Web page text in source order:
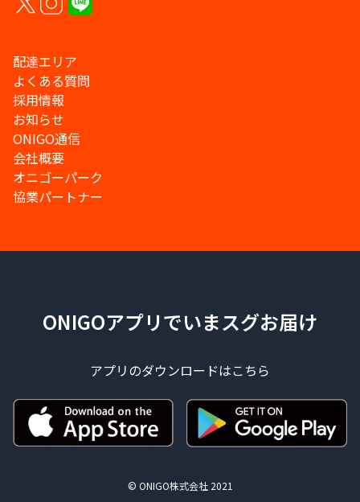
配達エリア
よくある質問
採用情報
お知らせ
ONIGO通信
会社概要
オニゴーパーク
協業パートナー
ONIGOアプリでいまスグお届け
アプリのダウンロードはこちら
© ONIGO株式会社 2021